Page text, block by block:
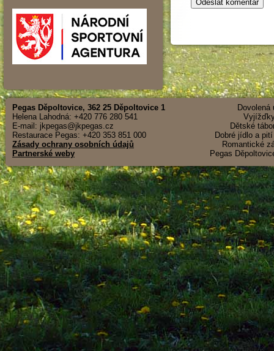
Pegas Děpoltovice, 362 25 Děpoltovice 1
Helena Lahodná: +420 776 280 541
E-mail: jkpegas@jkpegas.cz
Restaurace Pegas: +420 353 851 000
Zásady ochrany osobních údajů
Partnerské weby
Dětské
Dobré jídlo a
Romantické
Pegas